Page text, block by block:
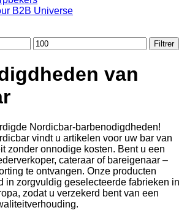
B2B Universe
Prix
max
Filtrer
van
Nordicbar-barbenodigdheden!
vindt u artikelen voor uw bar van
zonder onnodige kosten. Bent u een
cateraar of bareigenaar –
te ontvangen. Onze producten
in zorgvuldig geselecteerde fabrieken in
zodat u verzekerd bent van een